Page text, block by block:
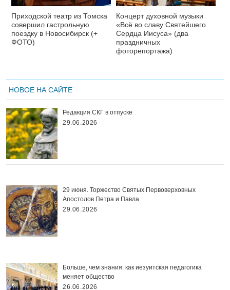
Приходской театр из Томска
совершил гастрольную
поездку в Новосибирск (+
ФОТО)
Концерт духовной музыки
«Всё во славу Святейшего
Сердца Иисуса» (два
праздничных
фоторепортажа)
НОВОЕ НА САЙТЕ
Редакция СКГ в отпуске
29.06.2026
29 июня. Торжество Святых Первоверховных
Апостолов Петра и Павла
29.06.2026
Больше, чем знания: как иезуитская педагогика
меняет общество
26.06.2026